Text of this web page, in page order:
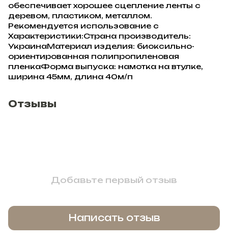
обеспечивает хорошее сцепление ленты с
деревом, пластиком, металлом.
Рекомендуется использование с
Характеристики:Страна производитель:
УкраинаМатериал изделия: биоксильно-
ориентированная полипропиленовая
пленкаФорма выпуска: намотка на втулке,
ширина 45мм, длина 40м/п
Отзывы
Добавьте первый отзыв
Написать отзыв